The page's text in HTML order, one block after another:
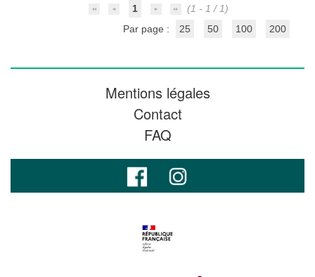
1
(1 - 1 / 1)
Par page :
25 50 100 200
Mentions légales
Contact
FAQ